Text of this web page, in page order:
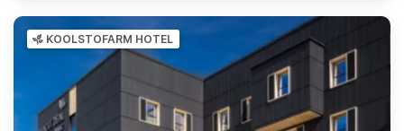
KOOLSTOFARM HOTEL